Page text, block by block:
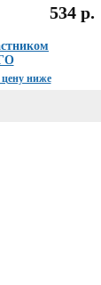
534 р.
ниже